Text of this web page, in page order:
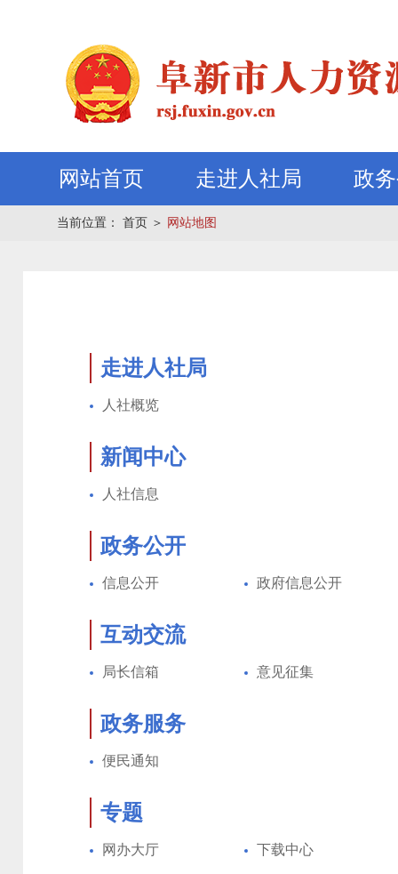
网站首页 走进人社局 政
当前位置： 首页 ＞ 网站地图
走进人社局
人社概览
新闻中心
人社信息
政务公开
信息公开 政府信息公开
互动交流
局长信箱 意见征集
政务服务
便民通知
专题
网办大厅 下载中心